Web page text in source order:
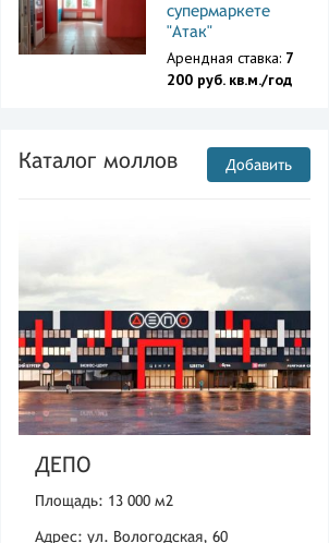
супермаркете
"Атак"
Арендная ставка: 7
200 руб. кв.м./год
Каталог моллов Добавить
ДЕПО
Площадь: 13 000 м2
Адрес: ул. Вологодская, 60